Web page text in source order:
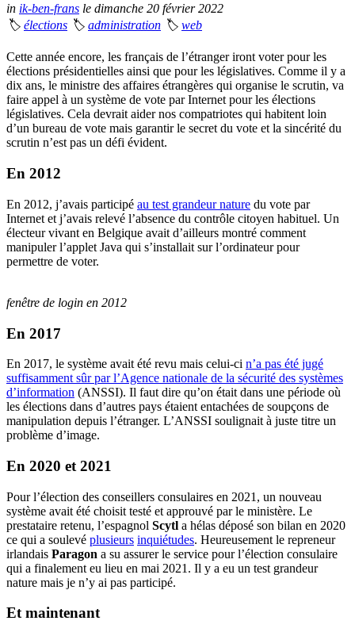
in ik-ben-frans le dimanche 20 février 2022
🏷 élections 🏷 administration 🏷 web
Cette année encore, les français de l’étranger iront voter pour les
élections présidentielles ainsi que pour les législatives. Comme il y a
dix ans, le ministre des affaires étrangères qui organise le scrutin, va
faire appel à un système de vote par Internet pour les élections
législatives. Cela devrait aider nos compatriotes qui habitent loin
d’un bureau de vote mais garantir le secret du vote et la sincérité du
scrutin n’est pas un défi évident.
En 2012
En 2012, j’avais participé au test grandeur nature du vote par
Internet et j’avais relevé l’absence du contrôle citoyen habituel. Un
électeur vivant en Belgique avait d’ailleurs montré comment
manipuler l’applet Java qui s’installait sur l’ordinateur pour
permettre de voter.
fenêtre de login en 2012
En 2017
En 2017, le système avait été revu mais celui-ci n’a pas été jugé
suffisamment sûr par l’Agence nationale de la sécurité des systèmes
d’information (ANSSI). Il faut dire qu’on était dans une période où
les élections dans d’autres pays étaient entachées de soupçons de
manipulation depuis l’étranger. L’ANSSI soulignait à juste titre un
problème d’image.
En 2020 et 2021
Pour l’élection des conseillers consulaires en 2021, un nouveau
système avait été choisit testé et approuvé par le ministère. Le
prestataire retenu, l’espagnol Scytl a hélas déposé son bilan en 2020
ce qui a soulevé plusieurs inquiétudes. Heureusement le repreneur
irlandais Paragon a su assurer le service pour l’élection consulaire
qui a finalement eu lieu en mai 2021. Il y a eu un test grandeur
nature mais je n’y ai pas participé.
Et maintenant